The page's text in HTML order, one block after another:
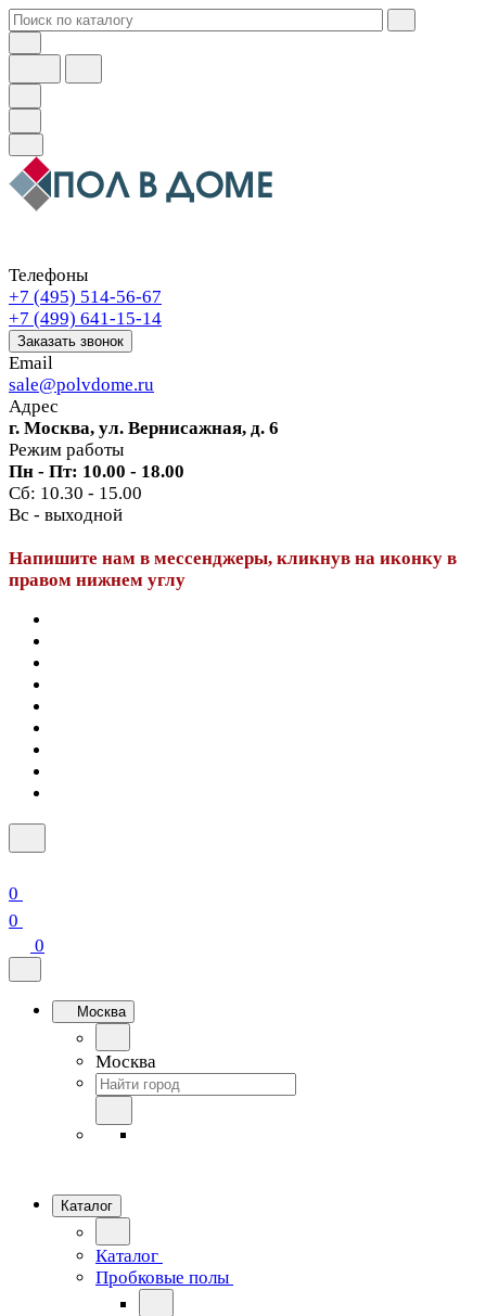
Телефоны
+7 (495) 514-56-67
+7 (499) 641-15-14
Заказать звонок
Email
sale@polvdome.ru
Адрес
г. Москва, ул. Вернисажная, д. 6
Режим работы
Пн - Пт: 10.00 - 18.00
Сб: 10.30 - 15.00
Вс - выходной
Напишите нам в мессенджеры, кликнув на иконку в
правом нижнем углу
0
0
0
Москва
Москва
Каталог
Каталог
Пробковые полы